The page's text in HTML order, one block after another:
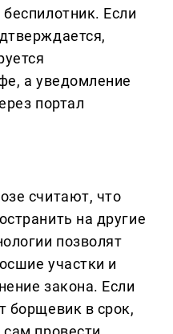
Если
а уведомление
портал
считают, что
на другие
позволят
участки и
закона. Если
борщевик в срок,